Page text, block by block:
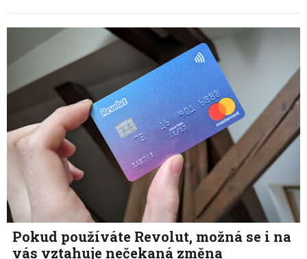
Pokud používáte Revolut, možná se i na
vás vztahuje nečekaná změna